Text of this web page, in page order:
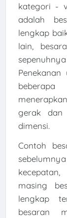
kategori -
adalah
lengkap
lain,
gerak
dimensi.
Contoh
masing
lengkap
besaran